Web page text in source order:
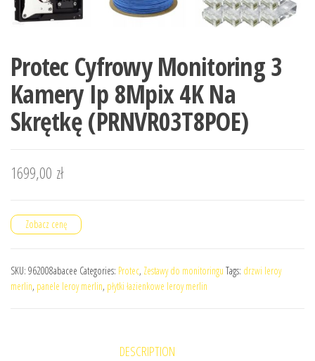
Protec Cyfrowy Monitoring 3
Kamery Ip 8Mpix 4K Na
Skrętkę (PRNVR03T8POE)
1699,00 zł
Zobacz cenę
SKU: 962008abacee Categories: Protec, Zestawy do monitoringu Tags: drzwi leroy
merlin, panele leroy merlin, płytki łazienkowe leroy merlin
DESCRIPTION